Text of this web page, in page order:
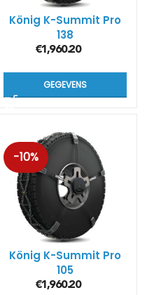
König K-Summit Pro
138
€1,960.20
GEGEVENS
-10%
König K-Summit Pro
105
€1,960.20